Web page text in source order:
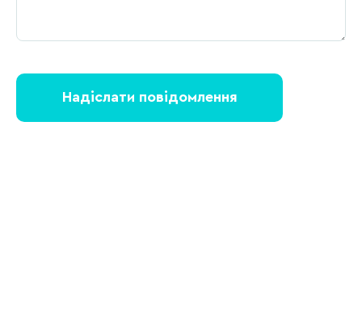
Надіслати повідомлення